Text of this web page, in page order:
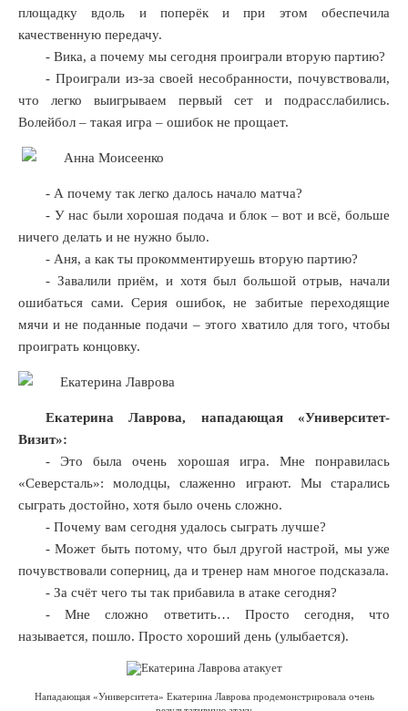
площадку вдоль и поперёк и при этом обеспечила
качественную передачу.
- Вика, а почему мы сегодня проиграли вторую партию?
- Проиграли из-за своей несобранности, почувствовали,
что легко выигрываем первый сет и подрасслабились.
Волейбол – такая игра – ошибок не прощает.
- А почему так легко далось начало матча?
- У нас были хорошая подача и блок – вот и всё, больше
ничего делать и не нужно было.
- Аня, а как ты прокомментируешь вторую партию?
- Завалили приём, и хотя был большой отрыв, начали
ошибаться сами. Серия ошибок, не забитые переходящие
мячи и не поданные подачи – этого хватило для того, чтобы
проиграть концовку.
Екатерина Лаврова, нападающая «Университет-
Визит»:
- Это была очень хорошая игра. Мне понравилась
«Северсталь»: молодцы, слаженно играют. Мы старались
сыграть достойно, хотя было очень сложно.
- Почему вам сегодня удалось сыграть лучше?
- Может быть потому, что был другой настрой, мы уже
почувствовали соперниц, да и тренер нам многое подсказала.
- За счёт чего ты так прибавила в атаке сегодня?
- Мне сложно ответить… Просто сегодня, что
называется, пошло. Просто хороший день (улыбается).
Нападающая «Университета» Екатерина Лаврова продемонстрировала очень